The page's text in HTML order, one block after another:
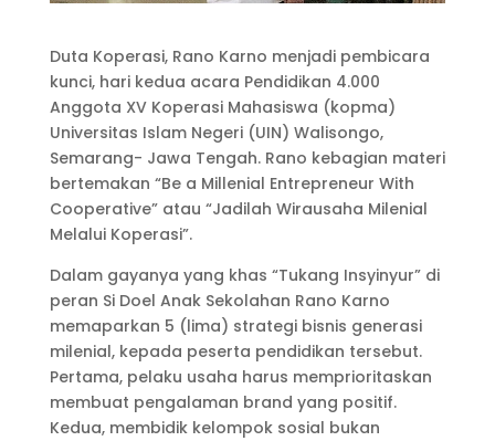
Duta Koperasi, Rano Karno menjadi pembicara
kunci, hari kedua acara Pendidikan 4.000
Anggota XV Koperasi Mahasiswa (kopma)
Universitas Islam Negeri (UIN) Walisongo,
Semarang- Jawa Tengah. Rano kebagian materi
bertemakan “Be a Millenial Entrepreneur With
Cooperative” atau “Jadilah Wirausaha Milenial
Melalui Koperasi”.
Dalam gayanya yang khas “Tukang Insyinyur” di
peran Si Doel Anak Sekolahan Rano Karno
memaparkan 5 (lima) strategi bisnis generasi
milenial, kepada peserta pendidikan tersebut.
Pertama, pelaku usaha harus memprioritaskan
membuat pengalaman brand yang positif.
Kedua, membidik kelompok sosial bukan